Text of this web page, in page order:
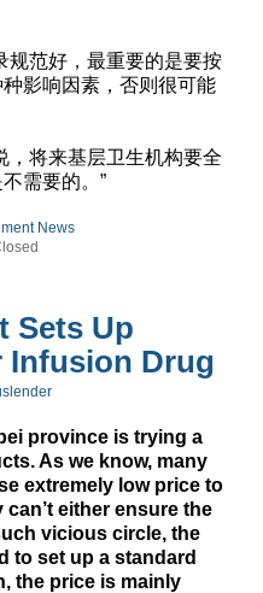
规范好，最重要的是要按
影响因素，否则很可能
，将来基层卫生机构要全
需要的。”
News
Sets Up
Infusion Drug
province is trying a
As we know, many
extremely low price to
either ensure the
vicious circle, the
to set up a standard
the price is mainly